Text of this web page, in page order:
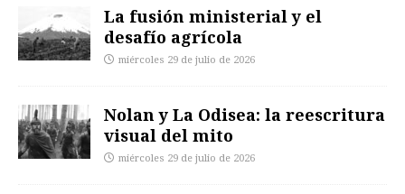
La fusión ministerial y el
desafío agrícola
miércoles 29 de julio de 2026
Nolan y La Odisea: la reescritura
visual del mito
miércoles 29 de julio de 2026